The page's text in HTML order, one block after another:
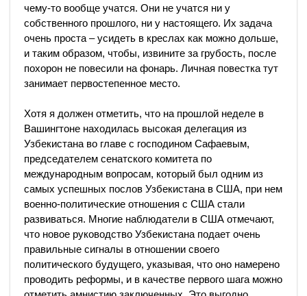
чему-то вообще учатся. Они не учатся ни у
собственного прошлого, ни у настоящего. Их задача
очень проста – усидеть в креслах как можно дольше,
и таким образом, чтобы, извините за грубость, после
похорон не повесили на фонарь. Личная повестка тут
занимает первостепенное место.
Хотя я должен отметить, что на прошлой неделе в
Вашингтоне находилась высокая делегация из
Узбекистана во главе с господином Сафаевым,
председателем сенатского комитета по
международным вопросам, который был одним из
самых успешных послов Узбекистана в США, при нем
военно-политические отношения с США стали
развиваться. Многие наблюдатели в США отмечают,
что новое руководство Узбекистана подает очень
правильные сигналы в отношении своего
политического будущего, указывая, что оно намерено
проводить реформы, и в качестве первого шага можно